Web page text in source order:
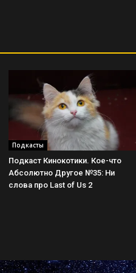
Подкасты
Подкаст Кинокотики. Кое-что
Абсолютно Другое №35: Ни
слова про Last of Us 2